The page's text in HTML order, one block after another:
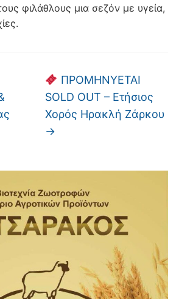
φιλάθλους μια σεζόν με υγεία,
ΠΡΟΜΗΝΥΕΤΑΙ
SOLD OUT – Ετήσιος
Χορός Ηρακλή Ζάρκου
→